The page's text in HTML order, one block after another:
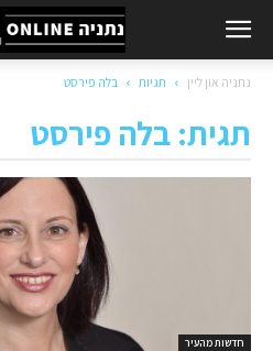
נתניה און ליין תגיות בלה פירסט
תגית: בלה פירסט
חדשות מהעיר